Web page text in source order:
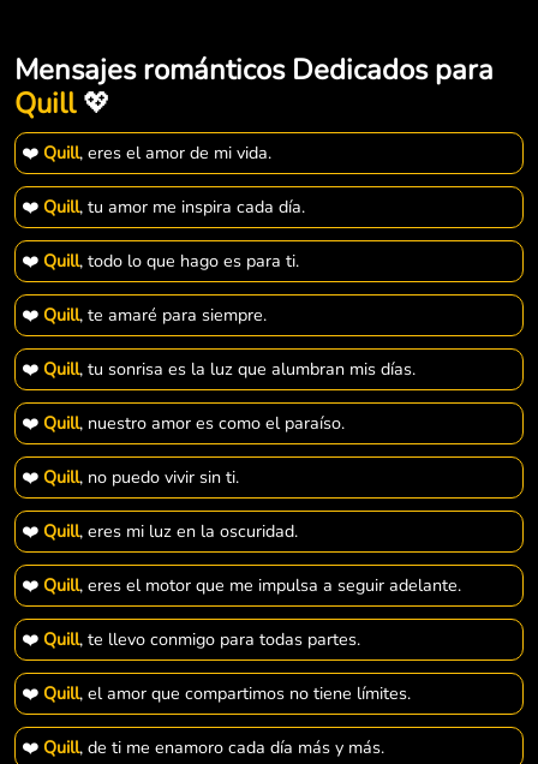
Mensajes románticos Dedicados para
Quill 💖
❤️ Quill, eres el amor de mi vida.
❤️ Quill, tu amor me inspira cada día.
❤️ Quill, todo lo que hago es para ti.
❤️ Quill, te amaré para siempre.
❤️ Quill, tu sonrisa es la luz que alumbran mis días.
❤️ Quill, nuestro amor es como el paraíso.
❤️ Quill, no puedo vivir sin ti.
❤️ Quill, eres mi luz en la oscuridad.
❤️ Quill, eres el motor que me impulsa a seguir adelante.
❤️ Quill, te llevo conmigo para todas partes.
❤️ Quill, el amor que compartimos no tiene límites.
❤️ Quill, de ti me enamoro cada día más y más.